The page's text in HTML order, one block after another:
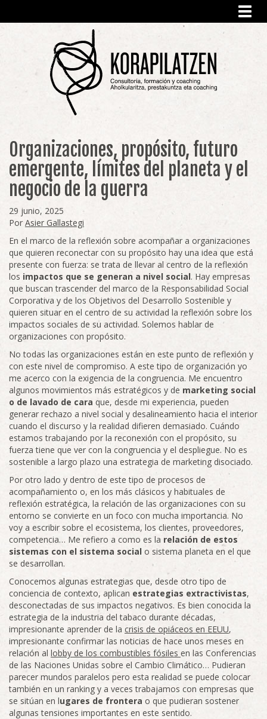
Organizaciones, propósito, futuro
emergente, límites del planeta y el
negocio de la guerra
29 junio, 2025
PorAsier Gallastegi
En el marco de la reflexión sobre acompañar a organizaciones
que quieren reconectar con su propósito hay una idea que está
presente con fuerza: se trata de llevar al centro de la reflexión
los impactos que se generan a nivel social. Hay empresas
que buscan trascender del marco de la Responsabilidad Social
Corporativa y de los Objetivos del Desarrollo Sostenible y
quieren situar en el centro de su actividad la reflexión sobre los
impactos sociales de su actividad. Solemos hablar de
organizaciones con propósito.
No todas las organizaciones están en este punto de reflexión y
con este nivel de compromiso. A este tipo de organización yo
me acerco con la exigencia de la congruencia. Me encuentro
algunos movimientos más estratégicos y de marketing social
o de lavado de cara que, desde mi experiencia, pueden
generar rechazo a nivel social y desalineamiento hacia el interior
cuando el discurso y la realidad difieren demasiado. Cuándo
estamos trabajando por la reconexión con el propósito, su
fuerza tiene que ver con la congruencia y el despliegue. No es
sostenible a largo plazo una estrategia de marketing disociado.
Por otro lado y dentro de este tipo de procesos de
acompañamiento o, en los más clásicos y habituales de
reflexión estratégica, la relación de las organizaciones con su
entorno se convierte en un foco con mucha importancia. No
voy a escribir sobre el ecosistema, los clientes, proveedores,
competencia… Me refiero a como es la relación de estos
sistemas con el sistema social o sistema planeta en el que
se desarrollan.
Conocemos algunas estrategias que, desde otro tipo de
conciencia de contexto, aplican estrategias extractivistas,
desconectadas de sus impactos negativos. Es bien conocida la
estrategia de la industria del tabaco durante décadas,
impresionante aprender de la crisis de opiáceos en EEUU,
impresionante confirmar las noticias de hace unos meses en
relación al lobby de los combustibles fósiles en las Conferencias
de las Naciones Unidas sobre el Cambio Climático… Pudieran
parecer mundos paralelos pero esta realidad se puede colocar
también en un ranking y a veces trabajamos con empresas que
se sitúan en lugares de frontera o que pudieran sostener
algunas tensiones importantes en este sentido.